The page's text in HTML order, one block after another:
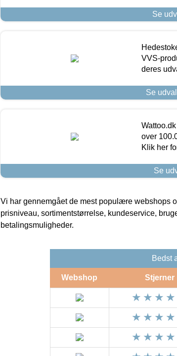
Se
VVS-
deres
Se
over
Klik her
Se
Vi har gennemgået de mest populære webshops
prisniveau, sortimentstørrelse, kundeservice,
betalingsmuligheder.
Bedst
Webshop Stjerner